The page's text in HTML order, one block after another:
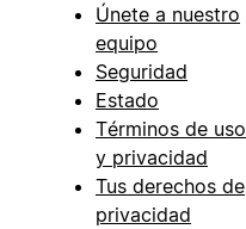
Únete a nuestro
equipo
Seguridad
Estado
Términos de uso
y privacidad
Tus derechos de
privacidad